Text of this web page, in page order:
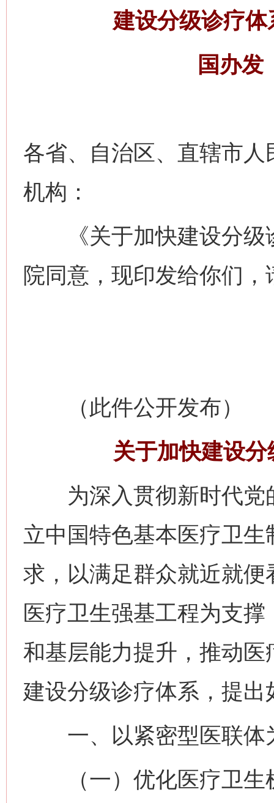
建设分级诊疗
国办发
各省、自治区、直辖市
机构：
《关于加快建设分级
院同意，现印发给你们
（此件公开发布）
关于加快建设
为深入贯彻新时代党
立中国特色基本医疗卫
求，以满足群众就近就
医疗卫生强基工程为支
和基层能力提升，推动
建设分级诊疗体系，提出
一、以紧密型医联体
（一）优化医疗卫生